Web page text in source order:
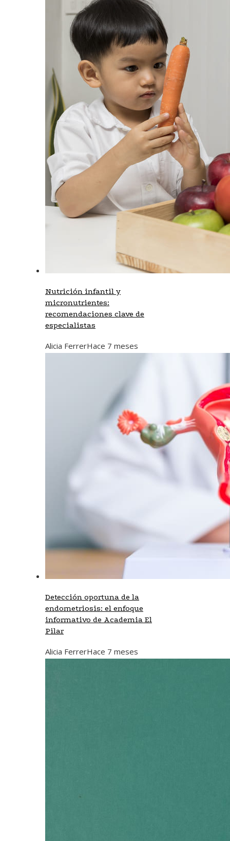
Nutrición infantil y
micronutrientes:
recomendaciones clave de
especialistas
Alicia FerrerHace 7 meses
Detección oportuna de la
endometriosis: el enfoque
informativo de Academia El
Pilar
Alicia FerrerHace 7 meses